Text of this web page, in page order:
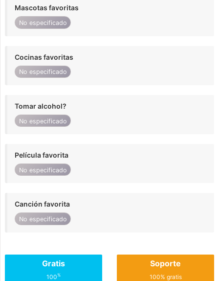
Mascotas favoritas
No especificado
Cocinas favoritas
No especificado
Tomar alcohol?
No especificado
Película favorita
No especificado
Canción favorita
No especificado
Gratis
100%
Soporte
100% gratis